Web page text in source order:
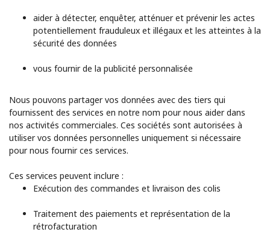
aider à détecter, enquêter, atténuer et prévenir les actes
potentiellement frauduleux et illégaux et les atteintes à la
sécurité des données
vous fournir de la publicité personnalisée
Nous pouvons partager vos données avec des tiers qui
fournissent des services en notre nom pour nous aider dans
nos activités commerciales. Ces sociétés sont autorisées à
utiliser vos données personnelles uniquement si nécessaire
pour nous fournir ces services.
Ces services peuvent inclure :
Exécution des commandes et livraison des colis
Traitement des paiements et représentation de la
rétrofacturation